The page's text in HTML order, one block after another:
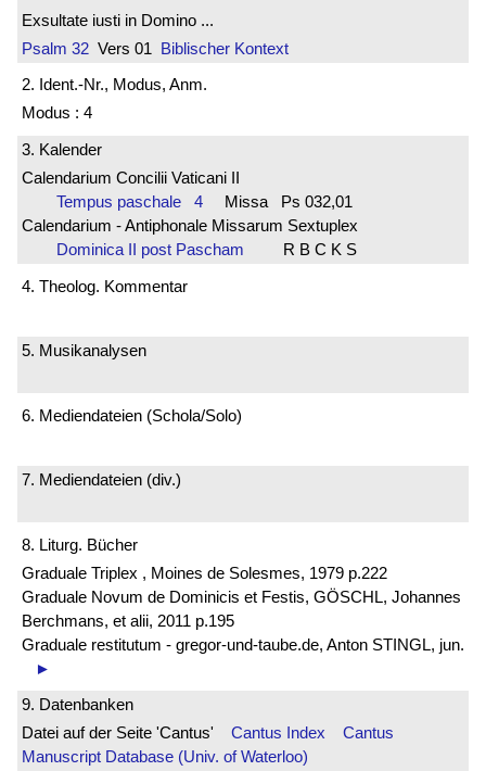
Exsultate iusti in Domino ...
Psalm 32 Vers 01 Biblischer Kontext
2. Ident.-Nr., Modus, Anm.
Modus : 4
3. Kalender
Calendarium Concilii Vaticani II
Tempus paschale 4 Missa Ps 032,01
Calendarium - Antiphonale Missarum Sextuplex
Dominica II post Pascham
R B C K S
4. Theolog. Kommentar
5. Musikanalysen
6. Mediendateien (Schola/Solo)
7. Mediendateien (div.)
8. Liturg. Bücher
Graduale Triplex , Moines de Solesmes, 1979 p.222
Graduale Novum de Dominicis et Festis, GÖSCHL, Johannes
Berchmans, et alii, 2011 p.195
Graduale restitutum - gregor-und-taube.de, Anton STINGL, jun.
►
9. Datenbanken
Datei auf der Seite 'Cantus' Cantus Index
Cantus
Manuscript Database (Univ. of Waterloo)